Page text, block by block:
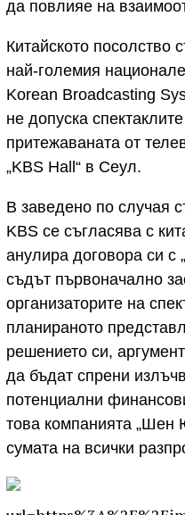
да повлияе на
Китайското посолство
най-големия
Korean Broadcasting
не допуска
притежаваната от
„KBS Hall“ в Сеул.
В заведено по случая
KBS се съгласява с
анулира договора си
съдът първоначално
организаторите на
планираното
решението си,
да бъдат спрени
потенциални
това компанията „Шен
сумата на всички